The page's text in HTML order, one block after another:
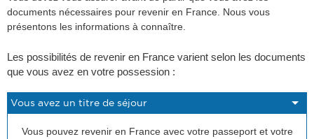
documents nécessaires pour revenir en France. Nous vous
présentons les informations à connaître.
Les possibilités de revenir en France varient selon les documents
que vous avez en votre possession :
Vous pouvez revenir en France avec votre passeport et votre